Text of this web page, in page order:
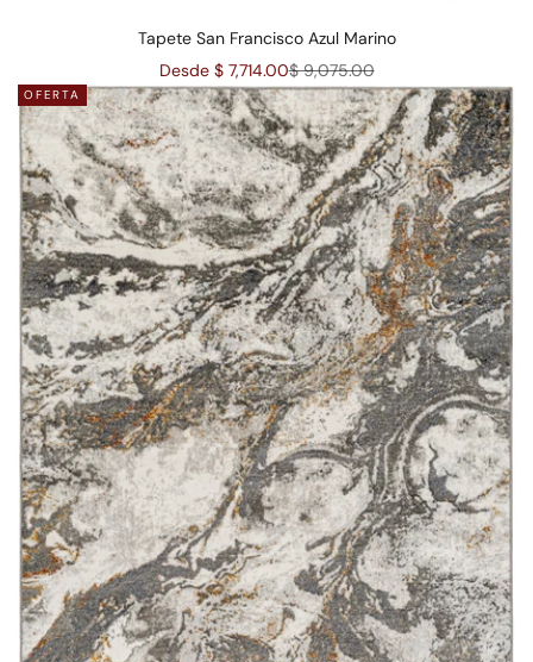
Tapete San Francisco Azul Marino
Precio de oferta
Desde $ 7,714.00Precio normal
$ 9,075.00
OFERTA